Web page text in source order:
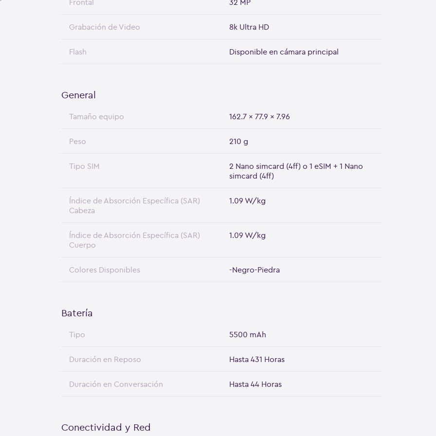
Grabación de Video 8k Ultra HD
Flash Disponible en cámara principal
General
Tamaño equipo 162.7 x 77.9 x 7.96
Peso 210 g
Tipo SIM
2 Nano simcard (4ff) o 1 eSIM + 1 Nano
simcard (4ff)
Índice de Absorción Específica (SAR)
Cabeza
1.09 W/kg
Índice de Absorción Específica (SAR)
Cuerpo
1.09 W/kg
Colores Disponibles -Negro-Piedra
Batería
Tipo 5500 mAh
Duración en Reposo Hasta 431 Horas
Duración en Conversación Hasta 44 Horas
Conectividad y Red